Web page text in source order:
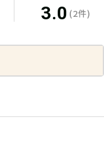
3.0 (2件)